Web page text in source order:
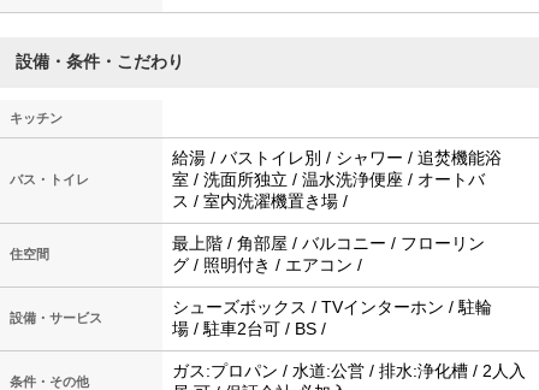
設備・条件・こだわり
キッチン
バス・トイレ
給湯 / バストイレ別 / シャワー / 追焚機能浴
室 / 洗面所独立 / 温水洗浄便座 / オートバ
ス / 室内洗濯機置き場 /
住空間
最上階 / 角部屋 / バルコニー / フローリン
グ / 照明付き / エアコン /
設備・サービス
シューズボックス / TVインターホン / 駐輪
場 / 駐車2台可 / BS /
条件・その他
ガス:プロパン / 水道:公営 / 排水:浄化槽 / 2人入